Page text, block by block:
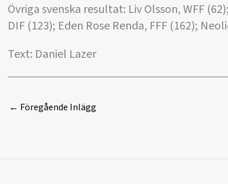
Övriga svenska resultat: Liv Olsson, WFF
DIF (123); Eden Rose Renda, FFF (162);
Text: Daniel Lazer
← Föregående Inlägg